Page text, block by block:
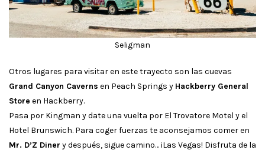
Seligman
Otros lugares para visitar en este trayecto son las cuevas
Grand Canyon Caverns en Peach Springs y Hackberry General
Store en Hackberry.
Pasa por Kingman y date una vuelta por El Trovatore Motel y el
Hotel Brunswich. Para coger fuerzas te aconsejamos comer en
Mr. D’Z Diner y después, sigue camino… ¡Las Vegas! Disfruta de la